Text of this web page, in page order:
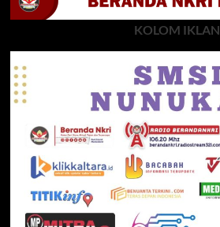
KOLOM IKLAN